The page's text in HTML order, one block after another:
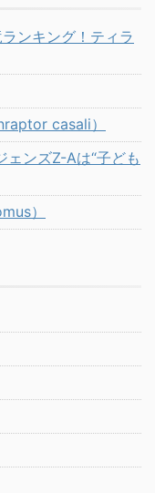
ンキング！ティラ
casali）
ェンズZ-Aは“子ども
）